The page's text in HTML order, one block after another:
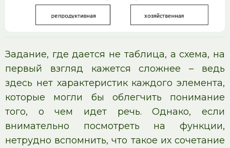
Задание, где дается не таблица, а схема, на
первый взгляд кажется сложнее – ведь
здесь нет характеристик каждого элемента,
которые могли бы облегчить понимание
того, о чем идет речь. Однако, если
внимательно посмотреть на функции,
нетрудно вспомнить, что такое их сочетание